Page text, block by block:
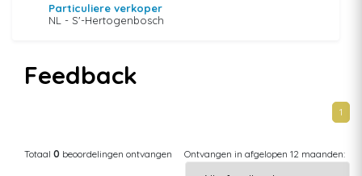
Particuliere verkoper
NL - S'-Hertogenbosch
Feedback
1
Totaal 0 beoordelingen ontvangen Ontvangen in afgelopen 12 maanden: